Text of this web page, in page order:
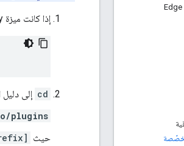
إذا كانت ميزة Edge Microgateway قيد التشغيل، أوقِفها الآن:
cd إلى
plugins
حيث